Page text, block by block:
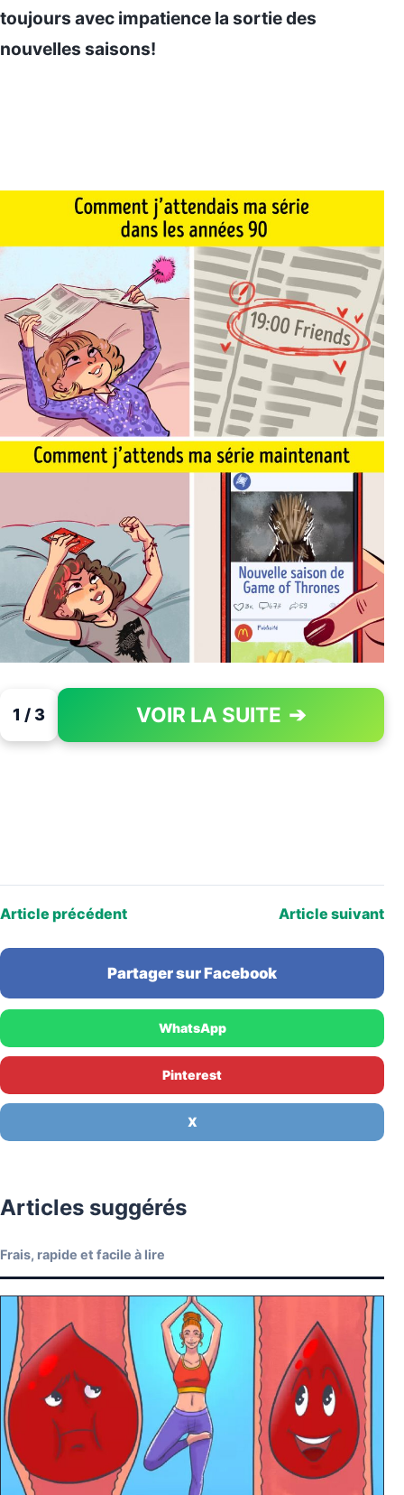
toujours avec impatience la sortie des
nouvelles saisons!
1 / 3 VOIR LA SUITE ➔
PAGE 1 OF 3
Article précédent Article suivant
Partager sur Facebook
WhatsApp
Pinterest
X
Articles suggérés
Frais, rapide et facile à lire